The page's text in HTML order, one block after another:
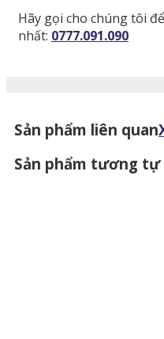
Hãy gọi cho chúng tôi
nhất: 0777.091.090
Sản phẩm liên quan
Sản phẩm tương tự